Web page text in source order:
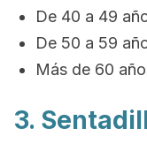
De 40 a 49
De 50 a 59
Más de 60
3.